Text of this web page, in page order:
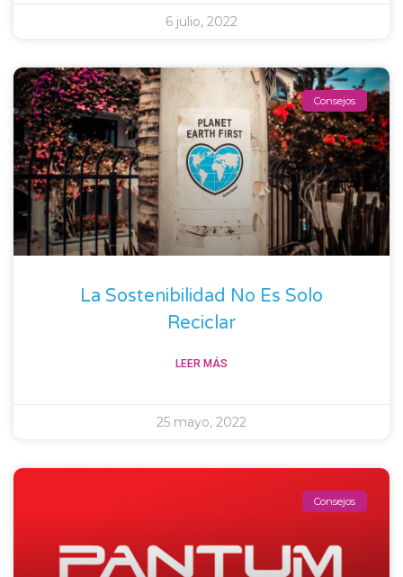
6 julio, 2022
Consejos
La Sostenibilidad No Es Solo
Reciclar
LEER MÁS
25 mayo, 2022
Consejos